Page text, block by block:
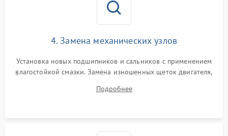
4. Замена механических узлов
Установка новых подшипников и сальников с применением
влагостойкой смазки. Замена изношенных щеток двигателя,
или поврежденной резиновой манжеты.
Подробнее